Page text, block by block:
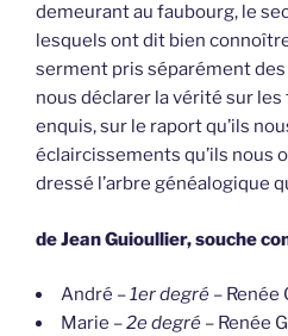
demeurant au faubourg, le
lesquels ont dit bien
serment pris séparément
nous déclarer la vérité sur
enquis, sur le raport qu’ils
éclaircissements qu’ils nous
dressé l’arbre généalogique
de Jean Guioullier, souche
André –1er degré –
Marie –2e degré – Renée